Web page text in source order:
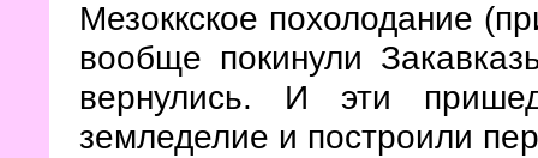
Мезоккское похолодание
вообще покинули
вернулись. И эти
земледелие и построили